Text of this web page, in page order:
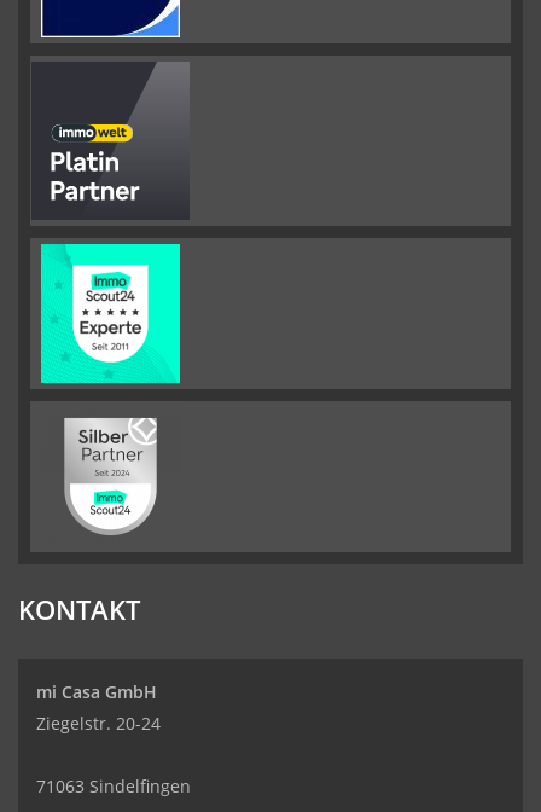
KONTAKT
mi Casa GmbH
Ziegelstr. 20-24
71063 Sindelfingen